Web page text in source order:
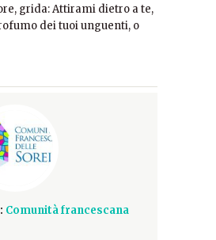
grida: Attirami dietro a te,
dei tuoi unguenti, o
Comunità francescana